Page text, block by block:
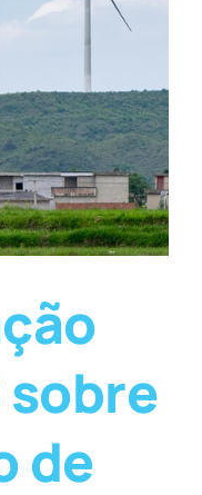
sobre
de